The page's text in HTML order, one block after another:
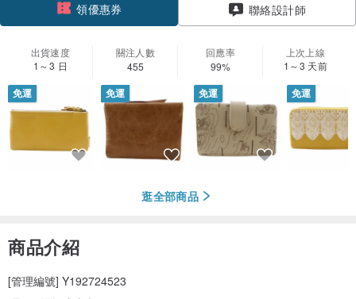
加入關注 聯絡設計師
出貨速度
1～3 日
關注人數
455
回應率
99%
上次上線
1～3 天前
免運 免運 免運 免運
逛全部商品
商品介紹
[管理編號] Y192724523